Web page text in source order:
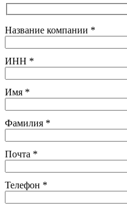
Название компании *
ИНН *
Имя *
Фамилия *
Почта *
Телефон *